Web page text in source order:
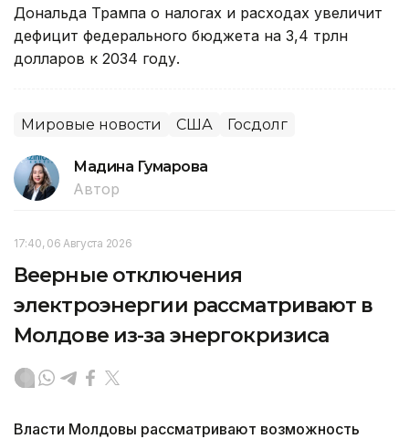
Дональда Трампа о налогах и расходах увеличит
дефицит федерального бюджета на 3,4 трлн
долларов к 2034 году.
Мировые новости США Госдолг
Мадина Гумарова
Автор
17:40, 06 Августа 2026
Веерные отключения
электроэнергии рассматривают в
Молдове из-за энергокризиса
Власти Молдовы рассматривают возможность